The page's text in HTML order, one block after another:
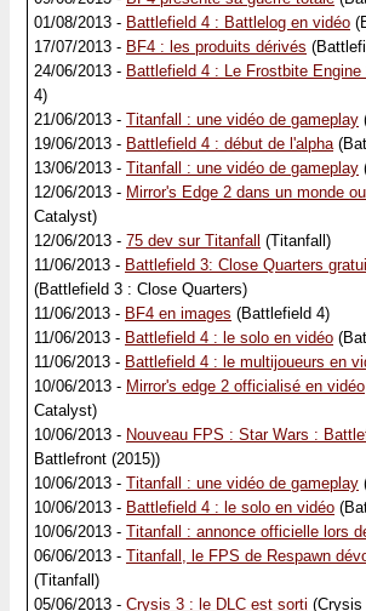
01/08/2013 - Battlefield 4 : Battlelog en vidéo
17/07/2013 - BF4 : les produits dérivés
24/06/2013 - Battlefield 4 : Le Frostbite Engine
4)
21/06/2013 - Titanfall : une vidéo de gameplay
19/06/2013 - Battlefield 4 : début de l'alpha
13/06/2013 - Titanfall : une vidéo de gameplay
12/06/2013 - Mirror's Edge 2 dans un monde
Catalyst)
12/06/2013 - 75 dev sur Titanfall (Titanfall)
11/06/2013 - Battlefield 3: Close Quarters
(Battlefield 3 : Close Quarters)
11/06/2013 - BF4 en images (Battlefield 4)
11/06/2013 - Battlefield 4 : le solo en vidéo
11/06/2013 - Battlefield 4 : le multijoueurs en
10/06/2013 - Mirror's edge 2 officialisé en vidéo
Catalyst)
10/06/2013 - Nouveau FPS : Star Wars :
Battlefront (2015))
10/06/2013 - Titanfall : une vidéo de gameplay
10/06/2013 - Battlefield 4 : le solo en vidéo
10/06/2013 - Titanfall : annonce officielle lors
06/06/2013 - Titanfall, le FPS de Respawn
(Titanfall)
05/06/2013 - Crysis 3 : le DLC est sorti (Crysis